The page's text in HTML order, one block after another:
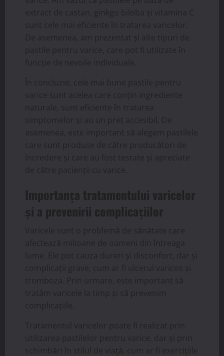
extract de castan, ginkgo biloba și vitamina C
sunt cele mai eficiente în tratarea varicelor.
De asemenea, am prezentat și alte tipuri de
pastile pentru varice, care pot fi utilizate în
funcție de nevoile individuale.
În concluzie, cele mai bune pastile pentru
varice sunt acelea care conțin ingrediente
naturale, sunt eficiente în tratarea
simptomelor și au un preț accesibil. De
asemenea, este important să alegem pastilele
care sunt produse de către producători de
încredere și care au fost testate și apreciate
de către pacienții cu varice.
Importanța tratamentului varicelor
și a prevenirii complicațiilor
Varicele sunt o problemă de sănătate care
afectează milioane de oameni din întreaga
lume. Ele pot cauza dureri și disconfort, dar și
complicații grave, cum ar fi ulcerul varicos și
tromboza. Prin urmare, este important să
tratăm varicele la timp și să prevenim
complicațiile.
Tratamentul varicelor poate fi realizat prin
utilizarea pastilelor pentru varice, dar și prin
schimbări în stilul de viață, cum ar fi exercițiile